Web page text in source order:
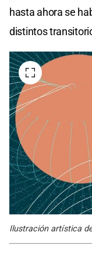
hasta ahora se
distintos
Ilustración artística